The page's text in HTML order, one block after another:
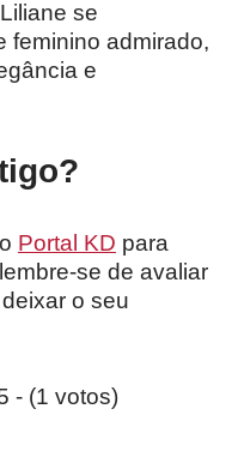
se
feminino admirado,
e
Portal KD para
se de avaliar
o seu
- (1 votos)